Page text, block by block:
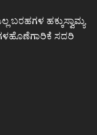
ಬರಹಗಳ ಹಕ್ಕುಸ್ವಾಮ್ಯ
ಸದರಿ